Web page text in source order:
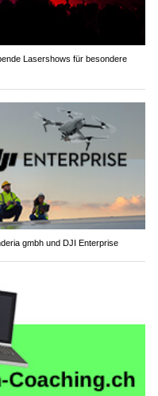
Lasershows für besondere
gmbh und DJI Enterprise